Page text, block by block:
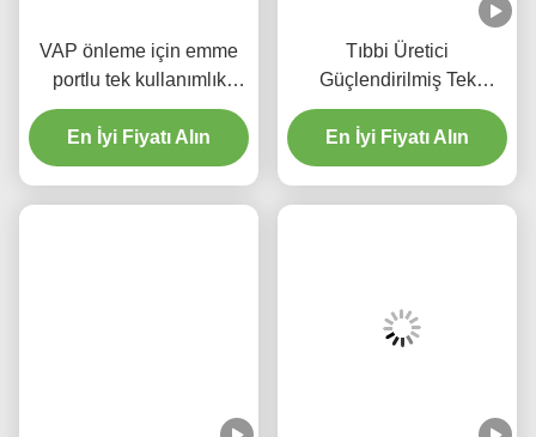
VAP önleme için emme
portlu tek kullanımlık
güçlendirilmiş
endotracheal tüp
En İyi Fiyatı Alın
Tıbbi Üretici
Güçlendirilmiş Tek
kullanımlık Endotracheal
Tüp DEHP Serbest
En İyi Fiyatı Alın